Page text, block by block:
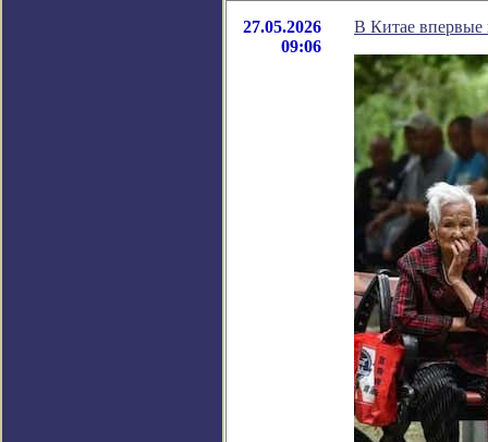
27.05.2026
09:06
В Китае впервые